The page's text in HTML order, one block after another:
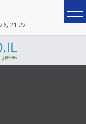
21:22